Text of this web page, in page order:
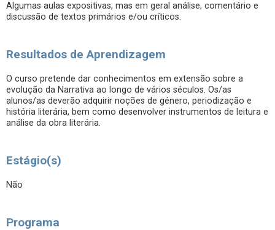
Algumas aulas expositivas, mas em geral análise, comentário e
discussão de textos primários e/ou críticos.
Resultados de Aprendizagem
O curso pretende dar conhecimentos em extensão sobre a
evolução da Narrativa ao longo de vários séculos. Os/as
alunos/as deverão adquirir noções de género, periodização e
história literária, bem como desenvolver instrumentos de leitura e
análise da obra literária.
Estágio(s)
Não
Programa